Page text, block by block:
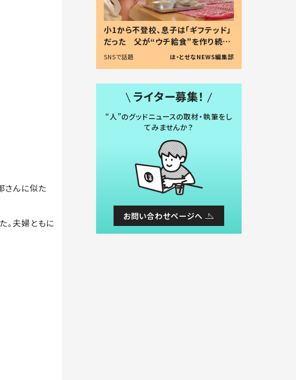
さんに似た
。夫婦ともに
小1から不登校、息子は「ギフテッド」
だった 父が“ウチ給食”を作り続け
る理由とは #令和の親 #令和の子
SNSで話題 ほ・とせなNEWS編集部
ライター募集！
“人”のグッドニュースの取材・執筆をし
てみませんか？
お問い合わせページへ